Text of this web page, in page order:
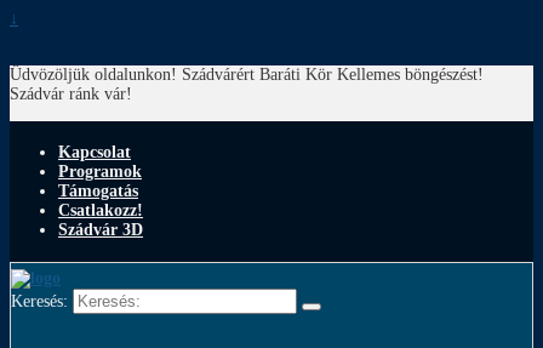
↓
Üdvözöljük oldalunkon! Szádvárért Baráti Kör Kellemes böngészést!
Szádvár ránk vár!
Kapcsolat
Programok
Támogatás
Csatlakozz!
Szádvár 3D
Keresés: